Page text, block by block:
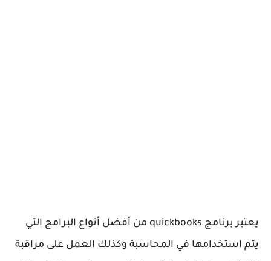
يعتبر برنامج quickbooks من أفضل أنواع البرامج التي
يتم استخدامها في المحاسبة وكذلك العمل على مراقبة